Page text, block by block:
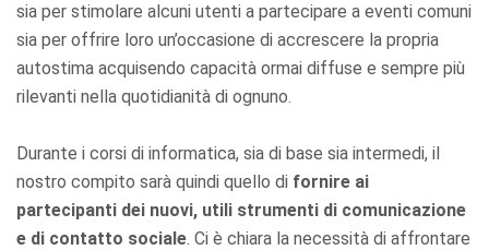
sia per stimolare alcuni utenti a partecipare a eventi comuni
sia per offrire loro un’occasione di accrescere la propria
autostima acquisendo capacità ormai diffuse e sempre più
rilevanti nella quotidianità di ognuno.
Durante i corsi di informatica, sia di base sia intermedi, il
nostro compito sarà quindi quello di fornire ai
partecipanti dei nuovi, utili strumenti di comunicazione
e di contatto sociale. Ci è chiara la necessità di affrontare